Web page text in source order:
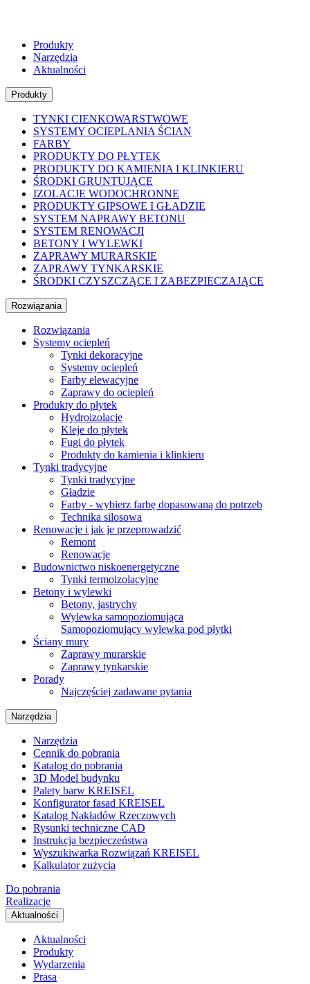
Produkty
Narzędzia
Aktualności
Produkty
TYNKI CIENKOWARSTWOWE
SYSTEMY OCIEPLANIA ŚCIAN
FARBY
PRODUKTY DO PŁYTEK
PRODUKTY DO KAMIENIA I KLINKIERU
ŚRODKI GRUNTUJĄCE
IZOLACJE WODOCHRONNE
PRODUKTY GIPSOWE I GŁADZIE
SYSTEM NAPRAWY BETONU
SYSTEM RENOWACJI
BETONY I WYLEWKI
ZAPRAWY MURARSKIE
ZAPRAWY TYNKARSKIE
ŚRODKI CZYSZCZĄCE I ZABEZPIECZAJĄCE
Rozwiązania
Rozwiązania
Systemy ociepleń
Tynki dekoracyjne
Systemy ociepleń
Farby elewacyjne
Zaprawy do ociepleń
Produkty do płytek
Hydroizolacje
Kleje do płytek
Fugi do płytek
Produkty do kamienia i klinkieru
Tynki tradycyjne
Tynki tradycyjne
Gładzie
Farby - wybierz farbę dopasowaną do potrzeb
Technika silosowa
Renowacje i jak je przeprowadzić
Remont
Renowacje
Budownictwo niskoenergetyczne
Tynki termoizolacyjne
Betony i wylewki
Betony, jastrychy
Wylewka samopoziomująca
Samopoziomujący wylewka pod płytki
Ściany mury
Zaprawy murarskie
Zaprawy tynkarskie
Porady
Najczęściej zadawane pytania
Narzędzia
Narzędzia
Cennik do pobrania
Katalog do pobrania
3D Model budynku
Palety barw KREISEL
Konfigurator fasad KREISEL
Katalog Nakładów Rzeczowych
Rysunki techniczne CAD
Instrukcja bezpieczeństwa
Wyszukiwarka Rozwiązań KREISEL
Kalkulator zużycia
Do pobrania
Realizacje
Aktualności
Aktualności
Produkty
Wydarzenia
Prasa